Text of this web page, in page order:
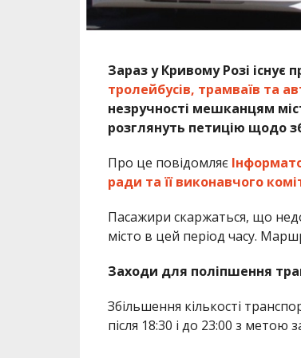
Зараз у Кривому Розі
тролейбусів, трамваїв та
незручності мешканцям
розглянуть петицію щодо
Про це повідомляє
ради та її виконавчого
Пасажири скаржаться, що
місто в цей період часу.
Заходи для поліпшення
Збільшення кількості
після 18:30 і до 23:00 з